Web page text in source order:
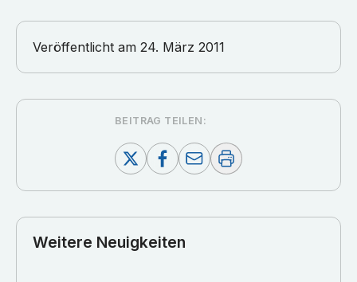
Veröffentlicht am 24. März 2011
BEITRAG TEILEN:
Weitere Neuigkeiten